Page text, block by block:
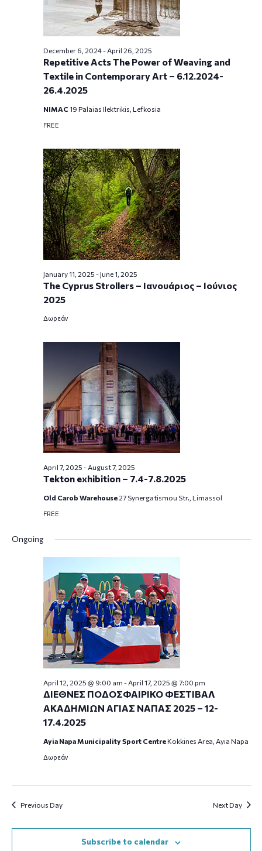
Repetitive Acts The Power of Weaving and
Textile in Contemporary Art – 6.12.2024-
26.4.2025
December 6, 2024- April 26, 2025
NIMAC 19 Palaias Ilektrikis, Lefkosia
FREE
The Cyprus Strollers – Ιανουάριος – Ιούνιος
2025
January 11, 2025 - June 1, 2025
Δωρεάν
Tekton exhibition – 7.4-7.8.2025
April 7, 2025 - August 7, 2025
Old Carob Warehouse27 Synergatismou Str., Limassol
FREE
Ongoing
ΔΙΕΘΝΕΣ ΠΟΔΟΣΦΑΙΡΙΚΟ ΦΕΣΤΙΒΑΛ
ΑΚΑΔΗΜΙΩΝ ΑΓΙΑΣ ΝΑΠΑΣ 2025 – 12-
17.4.2025
April 12, 2025 @ 9:00 am - April 17, 2025 @ 7:00 pm
Ayia Napa Municipality Sport Centre Kokkines Area, Ayia Napa
Δωρεάν
Previous Day Next Day
Subscribe to calendar